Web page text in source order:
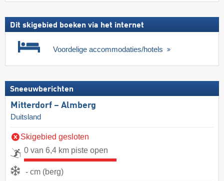
Dit skigebied boeken via het internet
Voordelige accommodaties/hotels
Sneeuwberichten
Mitterdorf – Almberg
Duitsland
Skigebied gesloten
0 van 6,4 km piste open
- cm (berg)